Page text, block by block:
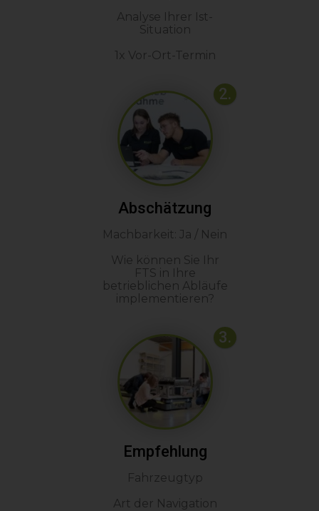
Analyse Ihrer Ist-
Situation
1x Vor-Ort-Termin
Abschätzung
Machbarkeit: Ja / Nein
Wie können Sie Ihr
FTS in Ihre
betrieblichen Abläufe
implementieren?
2.
Empfehlung
Fahrzeugtyp
Art der Navigation
3.